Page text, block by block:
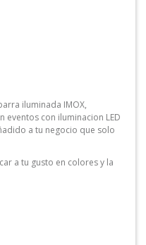
iluminada IMOX,
con iluminacion LED
a tu negocio que solo
a tu gusto en colores y la